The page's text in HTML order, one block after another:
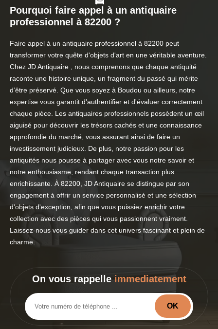
Pourquoi faire appel à un antiquaire
professionnel à 82200 ?
Faire appel à un antiquaire professionnel à 82200 peut
transformer votre quête d'objets d'art en une véritable aventure.
Chez JD Antiquaire , nous comprenons que chaque antiquité
raconte une histoire unique, un fragment du passé qui mérite
d’être préservé. Que vous soyez à Boudou ou ailleurs, notre
expertise vous garantit d'authentifier et d'évaluer correctement
chaque pièce. Les antiquaires professionnels possèdent un œil
aiguisé pour découvrir les trésors cachés et une connaissance
approfondie du marché, vous assurant ainsi de faire un
investissement judicieux. De plus, notre passion pour les
antiquités nous pousse à partager avec vous notre savoir et
notre enthousiasme, rendant chaque transaction plus
enrichissante. À 82200, JD Antiquaire se distingue par son
engagement à offrir un service personnalisé et une sélection
d'objets d'exception, afin que vous puissiez enrichir votre
collection avec des pièces qui vous passionnent vraiment.
Laissez-nous vous guider dans cet univers fascinant et plein de
charme.
On vous rappelleimmediatement